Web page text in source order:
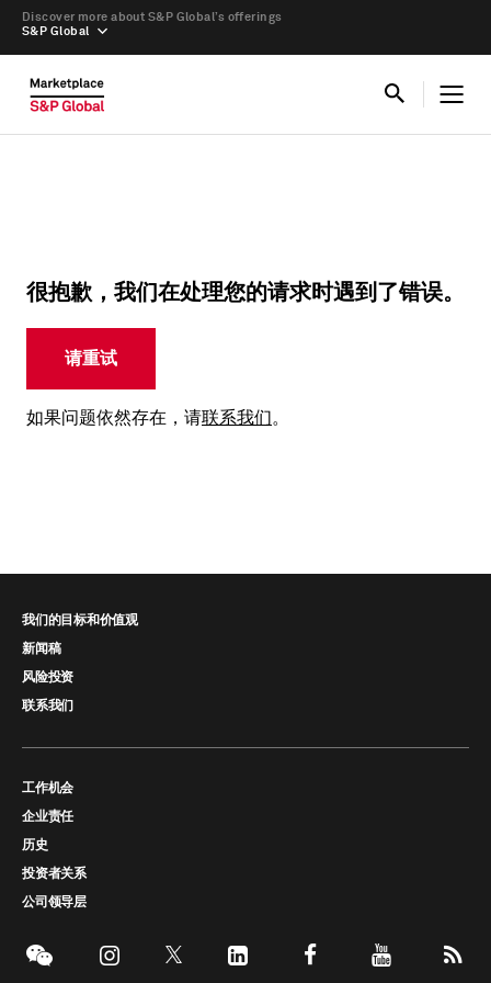
S&P Global
Discover more about S&P Global’s offerings
很抱歉，我们在处理您的请求时遇到了错误。
请重试
如果问题依然存在，请联系我们。
我们的目标和价值观
新闻稿
风险投资
联系我们
工作机会
企业责任
历史
投资者关系
公司领导层